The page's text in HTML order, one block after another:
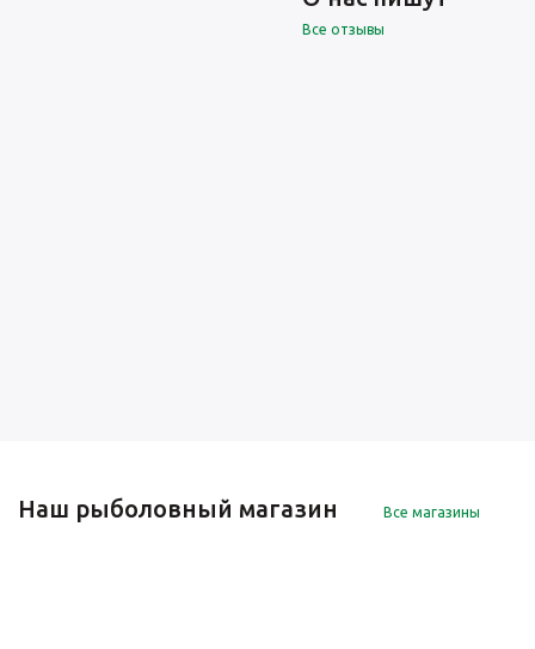
Все отзывы
Наш рыболовный магазин Все магазины